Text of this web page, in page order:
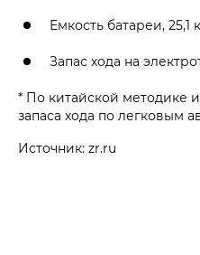
Емкость батареи, 25,1
Запас хода на
* По китайской методике
запаса хода по легковым
Источник: zr.ru